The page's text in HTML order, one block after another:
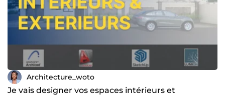
Architecture_woto
Je vais designer vos espaces intérieurs et